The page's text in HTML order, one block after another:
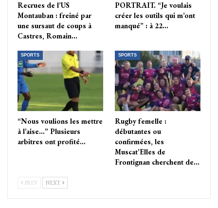
Recrues de l’US
Montauban : freiné par
une sursaut de coups à
Castres, Romain…
PORTRAIT. “Je voulais
créer les outils qui m’ont
manqué” : à 22…
SPORTS
“Nous voulions les mettre
à l’aise…” Plusieurs
arbitres ont profité…
SPORTS
Rugby femelle :
débutantes ou
confirmées, les
Muscat’Elles de
Frontignan cherchent de…
PREV NEXT